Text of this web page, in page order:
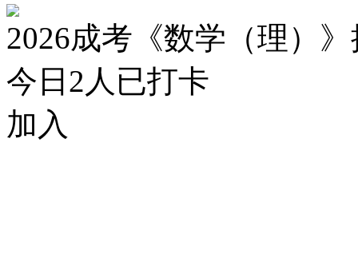
2026成考《数学（理）
今日 2 人已打卡
加入